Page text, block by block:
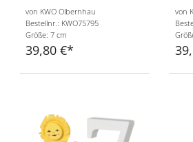
von KWO Olbernhau
Bestellnr.: KWO75795
Größe: 7 cm
39,80 €
von